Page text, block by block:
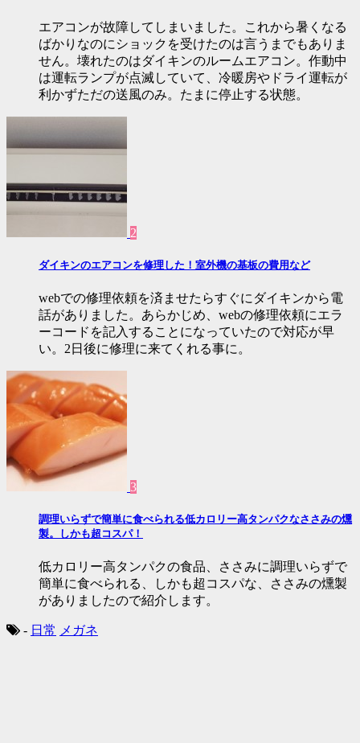
エアコンが故障してしまいました。これから暑くなる
ばかりなのにショックを受けたのは言うまでもありま
せん。壊れたのはダイキンのルームエアコン。作動中
は運転ランプが点滅していて、冷暖房やドライ運転が
利かずただの送風のみ。たまに停止する状態。
2
ダイキンのエアコンを修理した！室外機の基板の費用など
webでの修理依頼を済ませたらすぐにダイキンから電
話がありました。あらかじめ、webの修理依頼にエラ
ーコードを記入することになっていたので対応が早
い。2日後に修理に来てくれる事に。
3
調理いらずで簡単に食べられる低カロリー高タンパクなささみの燻
製。しかも超コスパ！
低カロリー高タンパクの食品、ささみに調理いらずで
簡単に食べられる、しかも超コスパな、ささみの燻製
がありましたので紹介します。
- 日常 メガネ